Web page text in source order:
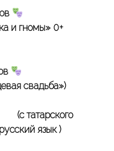
и гномы» 0+
свадьба»)
12+
язык )